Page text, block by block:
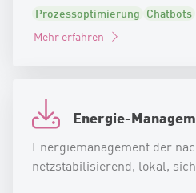
Prozessoptimierung Chatbots
Mehr erfahren
Energie-
Energiemanagement der
netzstabilisierend, lokal,